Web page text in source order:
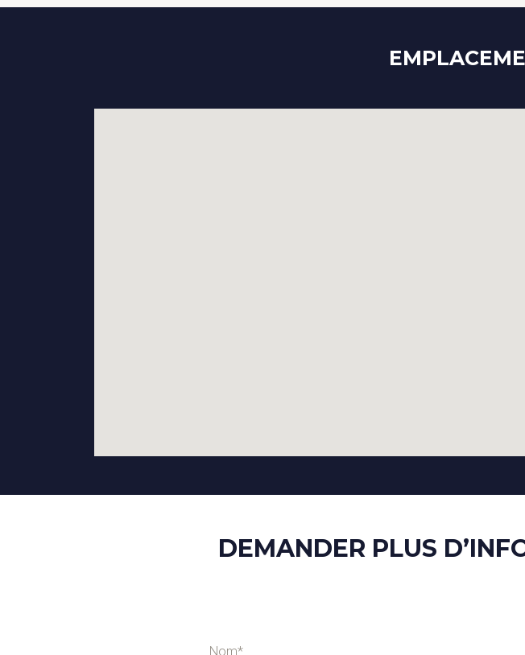
DEMANDER PLUS